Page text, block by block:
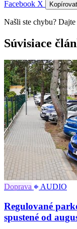
Facebook X
Našli ste chybu?
Súvisiace
Doprava AUDIO
Regulované
spustené od